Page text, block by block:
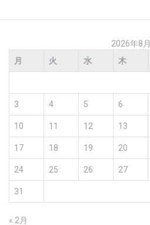
2026年8月
月
火 水 木
3 4 5 6
10 11 12 13
17 18 19 20
24 25 26 27
31
« 2月